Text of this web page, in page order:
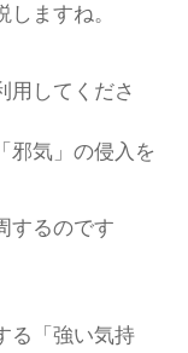
ますね。
用してくださ
邪気」の侵入を
するのです
る「強い気持